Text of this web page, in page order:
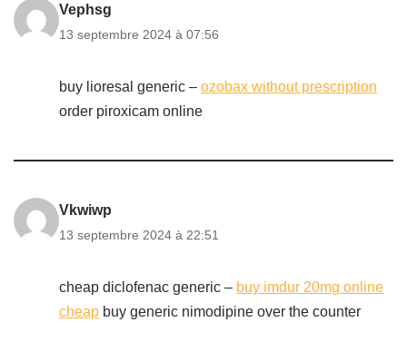
Vephsg
13 septembre 2024 à 07:56
buy lioresal generic – ozobax without prescription
order piroxicam online
Vkwiwp
13 septembre 2024 à 22:51
cheap diclofenac generic – buy imdur 20mg online
cheap buy generic nimodipine over the counter